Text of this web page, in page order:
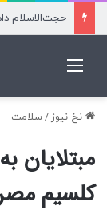
حجت‌الاسلام
نخ نیوز /سلامت
مبتلایان
کلسیم